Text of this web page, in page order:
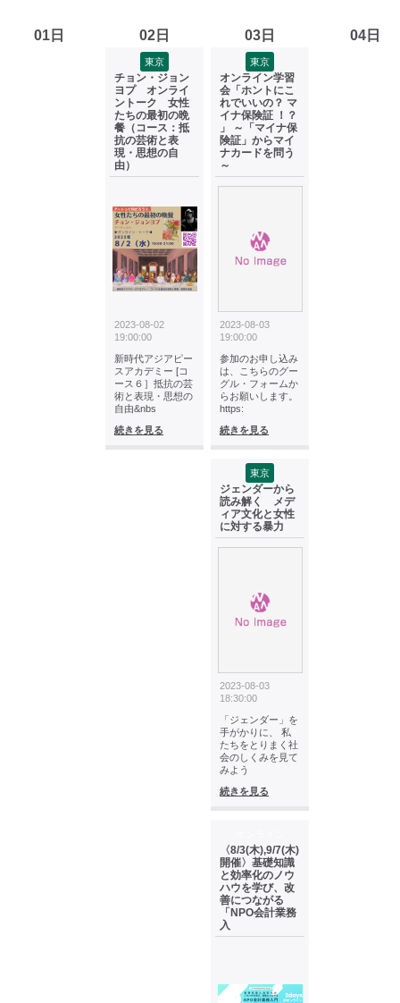
01日 02日
東京
チョン・ジョン
ヨプ オンライ
ントーク 女性
たちの最初の晩
餐（コース：抵
抗の芸術と表
現・思想の自
由）
2023-08-02
19:00:00
新時代アジアピー
スアカデミー [コ
ース６］抵抗の芸
術と表現・思想の
自由&nbs
続きを見る
03日
東京
オンライン学習
会「ホントにこ
れでいいの？ マ
イナ保険証 ！？
」 ～「マイナ保
険証」からマイ
ナカードを問う
～
2023-08-03
19:00:00
参加のお申し込み
は、こちらのグー
グル・フォームか
らお願いします。
https:
続きを見る
東京
ジェンダーから
読み解く メデ
ィア文化と女性
に対する暴力
2023-08-03
18:30:00
「ジェンダー」を
手がかりに、 私
たちをとりまく社
会のしくみを見て
みよう
続きを見る
〈8/3(木),9/7(木)
開催〉基礎知識
と効率化のノウ
ハウを学び、改
善につながる
「NPO会計業務
入
04日